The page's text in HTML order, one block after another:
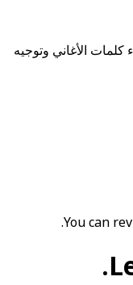
الأغاني وتوجيه
You can